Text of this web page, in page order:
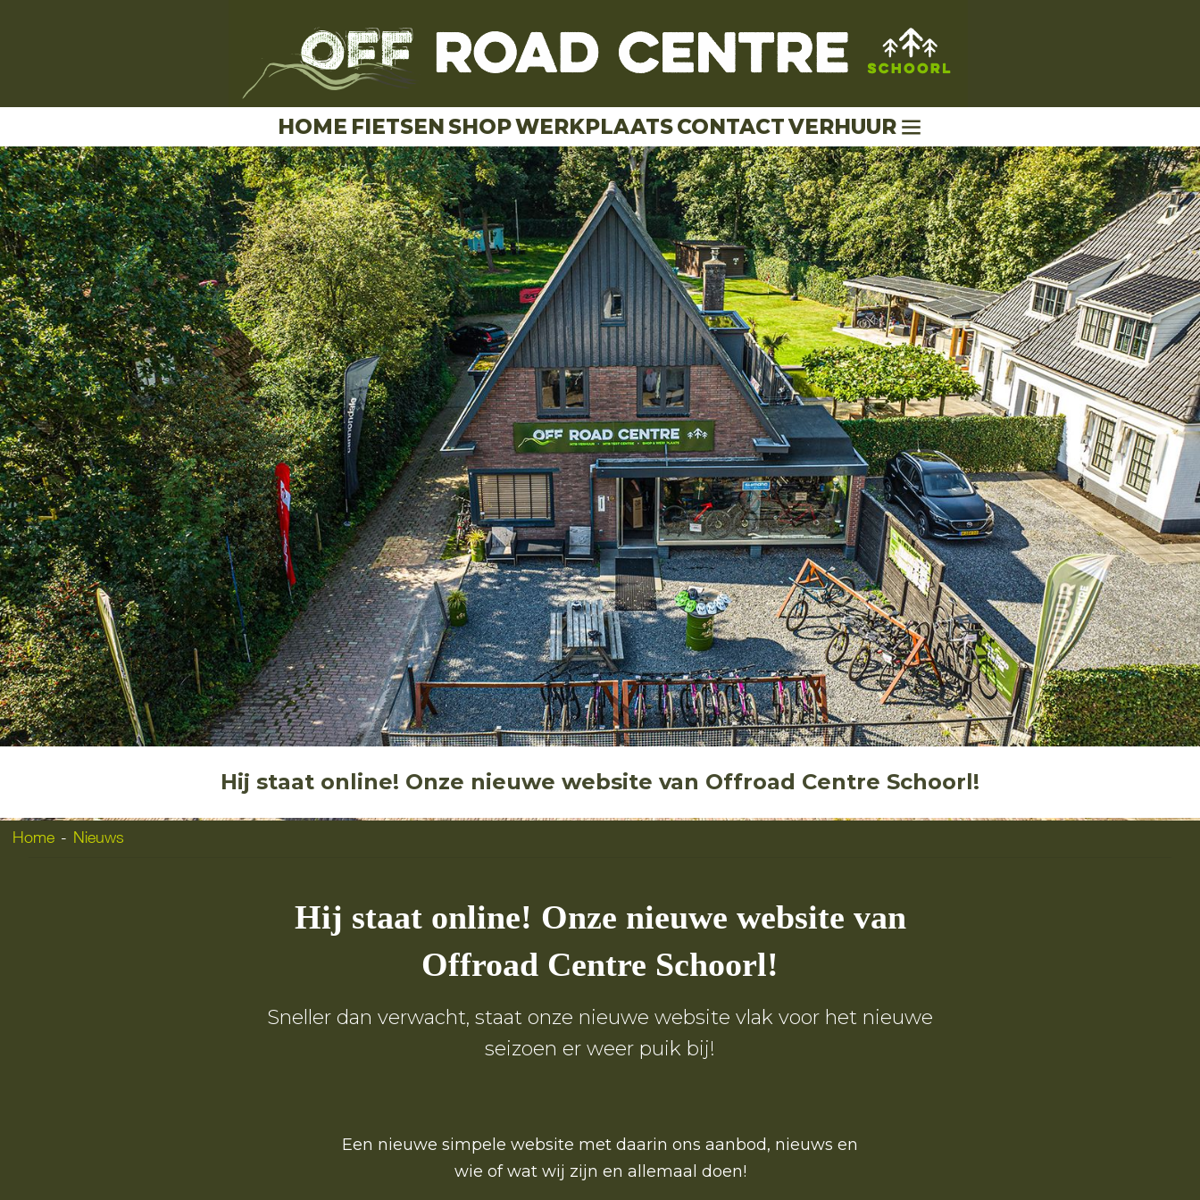
HOME FIETSEN SHOPWERKPLAATSCONTACTVERHUUR
Hij staat online! Onze nieuwe website van Offroad Centre Schoorl!
Home - Nieuws
Hij staat online! Onze nieuwe website van
Offroad Centre Schoorl!
Sneller dan verwacht, staat onze nieuwe website vlak voor het nieuwe
seizoen er weer puik bij!
Een nieuwe simpele website met daarin ons aanbod, nieuws en
wie of wat wij zijn en allemaal doen!